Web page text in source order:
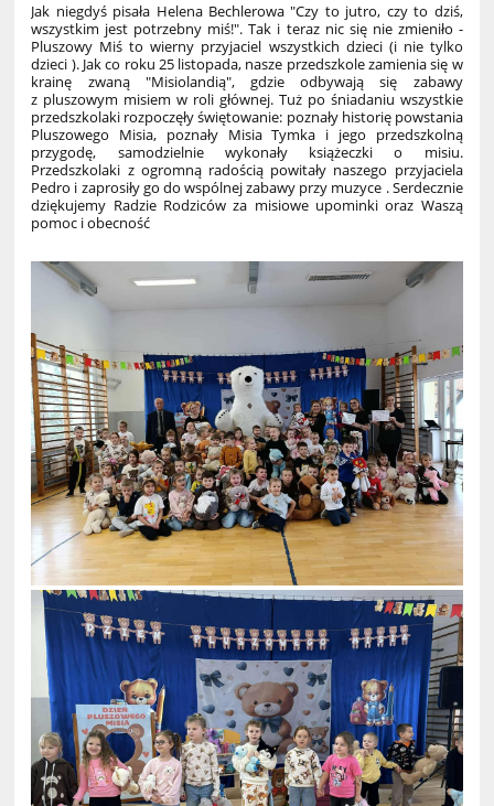
Jak niegdyś pisała Helena Bechlerowa "Czy to jutro, czy to dziś,
wszystkim jest potrzebny miś!". Tak i teraz nic się nie zmieniło -
Pluszowy Miś to wierny przyjaciel wszystkich dzieci (i nie tylko
dzieci ). Jak co roku 25 listopada, nasze przedszkole zamienia się w
krainę zwaną "Misiolandią", gdzie odbywają się zabawy
z pluszowym misiem w roli głównej. Tuż po śniadaniu wszystkie
przedszkolaki rozpoczęły świętowanie: poznały historię powstania
Pluszowego Misia, poznały Misia Tymka i jego przedszkolną
przygodę, samodzielnie wykonały książeczki o misiu.
Przedszkolaki z ogromną radością powitały naszego przyjaciela
Pedro i zaprosiły go do wspólnej zabawy przy muzyce . Serdecznie
dziękujemy Radzie Rodziców za misiowe upominki oraz Waszą
pomoc i obecność